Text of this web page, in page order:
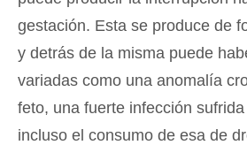
gestación. Esta se produce de
y detrás de la misma puede
variadas como una anomalía
feto, una fuerte infección
incluso el consumo de esa de